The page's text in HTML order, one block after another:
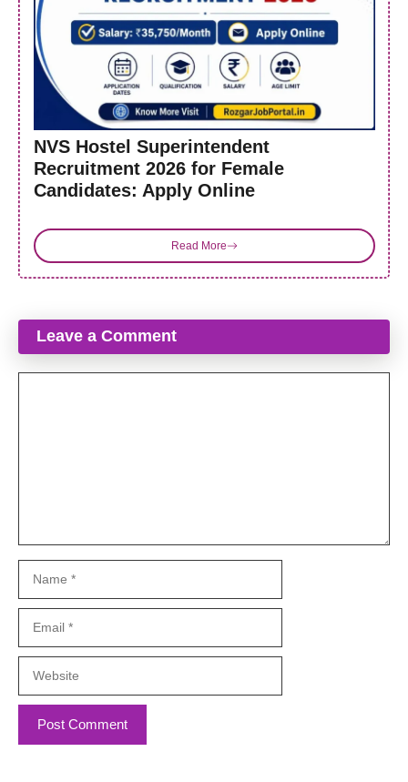
NVS Hostel Superintendent
Recruitment 2026 for Female
Candidates: Apply Online
Read More
Leave a Comment